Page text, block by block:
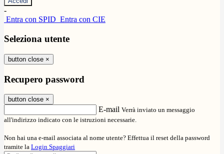
-
Entra con SPID Entra con CIE
Seleziona utente
button close ×
Recupero password
button close ×
E-mail Verrà inviato un messaggio
all'indirizzo indicato con le istruzioni necessarie.
Non hai una e-mail associata al nome utente? Effettua il reset della password
tramite la Login Spaggiari